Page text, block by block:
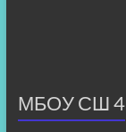
МБОУ СШ 4